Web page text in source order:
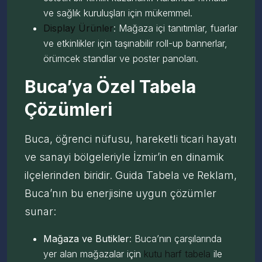
ve sağlık kuruluşları için mükemmel.
Display Ürünler: Mağaza içi tanıtımlar, fuarlar
ve etkinlikler için taşınabilir roll-up bannerlar,
örümcek standlar ve poster panoları.
Buca’ya Özel Tabela
Çözümleri
Buca, öğrenci nüfusu, hareketli ticari hayatı
ve sanayi bölgeleriyle İzmir’in en dinamik
ilçelerinden biridir. Guida Tabela ve Reklam,
Buca’nın bu enerjisine uygun çözümler
sunar:
Mağaza ve Butikler: Buca’nın çarşılarında
yer alan mağazalar için kutu harf tabela ile